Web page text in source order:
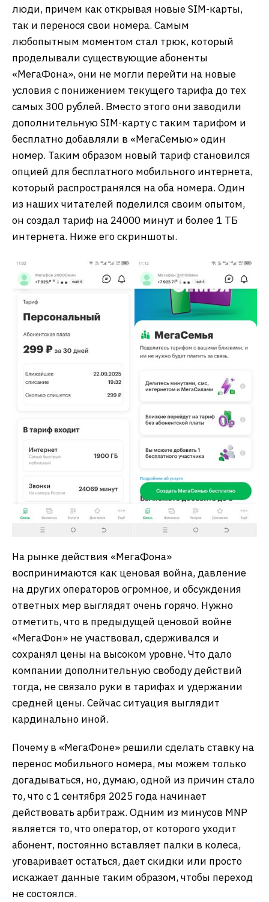
люди, причем как открывая новые SIM-карты,
так и перенося свои номера. Самым
любопытным моментом стал трюк, который
проделывали существующие абоненты
«МегаФона», они не могли перейти на новые
условия с понижением текущего тарифа до тех
самых 300 рублей. Вместо этого они заводили
дополнительную SIM-карту с таким тарифом и
бесплатно добавляли в «МегаСемью» один
номер. Таким образом новый тариф становился
опцией для бесплатного мобильного интернета,
который распространялся на оба номера. Один
из наших читателей поделился своим опытом,
он создал тариф на 24000 минут и более 1 ТБ
интернета. Ниже его скриншоты.
На рынке действия «МегаФона»
воспринимаются как ценовая война, давление
на других операторов огромное, и обсуждения
ответных мер выглядят очень горячо. Нужно
отметить, что в предыдущей ценовой войне
«МегаФон» не участвовал, сдерживался и
сохранял цены на высоком уровне. Что дало
компании дополнительную свободу действий
тогда, не связало руки в тарифах и удержании
средней цены. Сейчас ситуация выглядит
кардинально иной.
Почему в «МегаФоне» решили сделать ставку на
перенос мобильного номера, мы можем только
догадываться, но, думаю, одной из причин стало
то, что с 1 сентября 2025 года начинает
действовать арбитраж. Одним из минусов MNP
является то, что оператор, от которого уходит
абонент, постоянно вставляет палки в колеса,
уговаривает остаться, дает скидки или просто
искажает данные таким образом, чтобы переход
не состоялся.